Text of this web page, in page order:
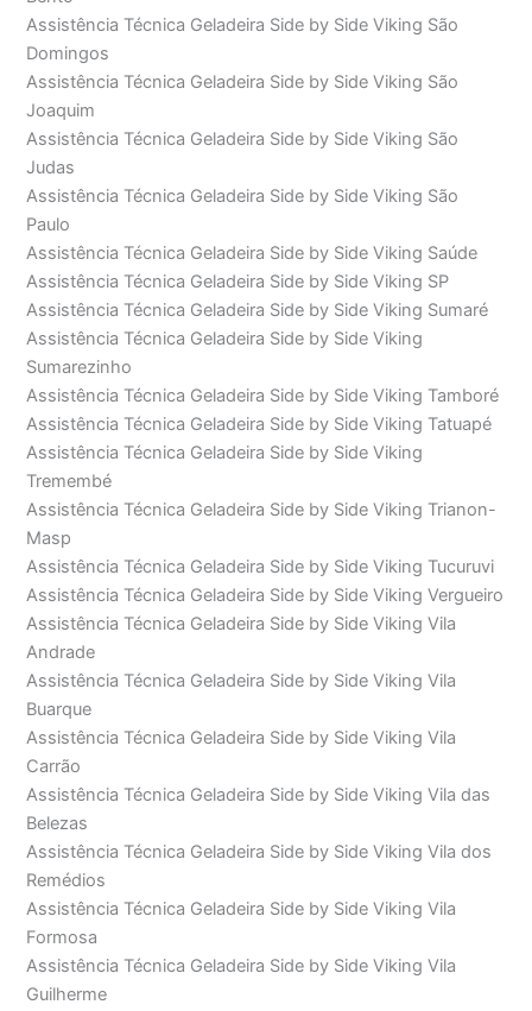
Assistência Técnica Geladeira Side by Side Viking São
Domingos
Assistência Técnica Geladeira Side by Side Viking São
Joaquim
Assistência Técnica Geladeira Side by Side Viking São
Judas
Assistência Técnica Geladeira Side by Side Viking São
Paulo
Assistência Técnica Geladeira Side by Side Viking Saúde
Assistência Técnica Geladeira Side by Side Viking SP
Assistência Técnica Geladeira Side by Side Viking Sumaré
Assistência Técnica Geladeira Side by Side Viking
Sumarezinho
Assistência Técnica Geladeira Side by Side Viking Tamboré
Assistência Técnica Geladeira Side by Side Viking Tatuapé
Assistência Técnica Geladeira Side by Side Viking
Tremembé
Assistência Técnica Geladeira Side by Side Viking Trianon-
Masp
Assistência Técnica Geladeira Side by Side Viking Tucuruvi
Assistência Técnica Geladeira Side by Side Viking Vergueiro
Assistência Técnica Geladeira Side by Side Viking Vila
Andrade
Assistência Técnica Geladeira Side by Side Viking Vila
Buarque
Assistência Técnica Geladeira Side by Side Viking Vila
Carrão
Assistência Técnica Geladeira Side by Side Viking Vila das
Belezas
Assistência Técnica Geladeira Side by Side Viking Vila dos
Remédios
Assistência Técnica Geladeira Side by Side Viking Vila
Formosa
Assistência Técnica Geladeira Side by Side Viking Vila
Guilherme